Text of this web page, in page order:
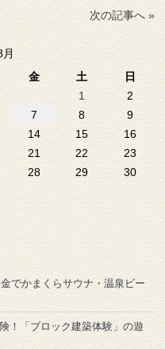
次の記事へ »
金 土
日
1
2
7 8
9
14 15
16
21 22
23
28 29
30
でかまくらサウナ・温泉ビー
！「ブロック建築体験」の遊